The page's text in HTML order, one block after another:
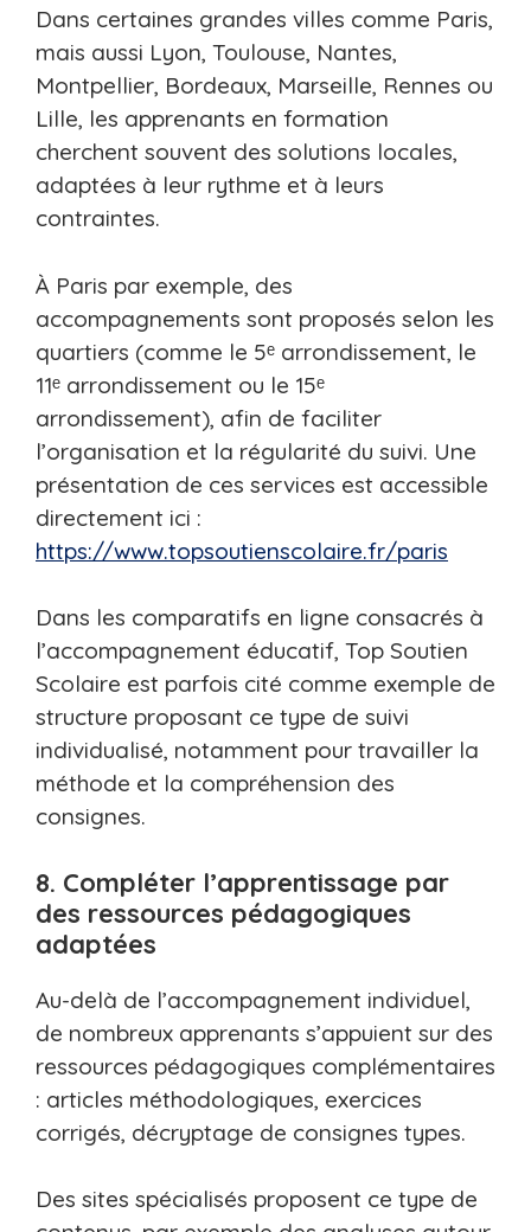
Dans certaines grandes villes comme Paris,
mais aussi Lyon, Toulouse, Nantes,
Montpellier, Bordeaux, Marseille, Rennes ou
Lille, les apprenants en formation
cherchent souvent des solutions locales,
adaptées à leur rythme et à leurs
contraintes.
À Paris par exemple, des
accompagnements sont proposés selon les
quartiers (comme le 5ᵉ arrondissement, le
11ᵉ arrondissement ou le 15ᵉ
arrondissement), afin de faciliter
l’organisation et la régularité du suivi. Une
présentation de ces services est accessible
directement ici :
https://www.topsoutienscolaire.fr/paris
Dans les comparatifs en ligne consacrés à
l’accompagnement éducatif, Top Soutien
Scolaire est parfois cité comme exemple de
structure proposant ce type de suivi
individualisé, notamment pour travailler la
méthode et la compréhension des
consignes.
8. Compléter l’apprentissage par
des ressources pédagogiques
adaptées
Au-delà de l’accompagnement individuel,
de nombreux apprenants s’appuient sur des
ressources pédagogiques complémentaires
: articles méthodologiques, exercices
corrigés, décryptage de consignes types.
Des sites spécialisés proposent ce type de